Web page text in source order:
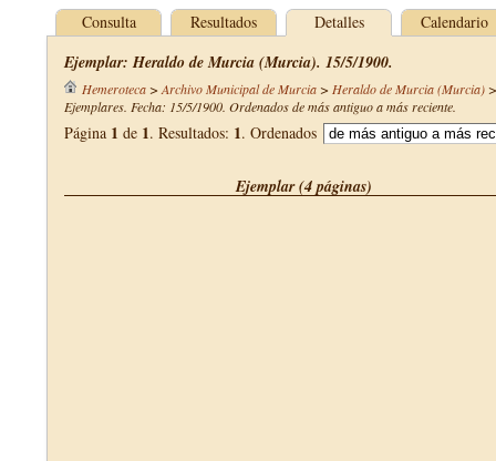
Consulta Resultados Detalles Calendario
Ejemplar: Heraldo de Murcia (Murcia). 15/5/1900.
Hemeroteca> Archivo Municipal de Murcia> Heraldo de Murcia (Murcia)
Ejemplares. Fecha: 15/5/1900. Ordenados de más antiguo a más reciente.
Página 1 de 1. Resultados: 1. Ordenados
Ejemplar (4 páginas)